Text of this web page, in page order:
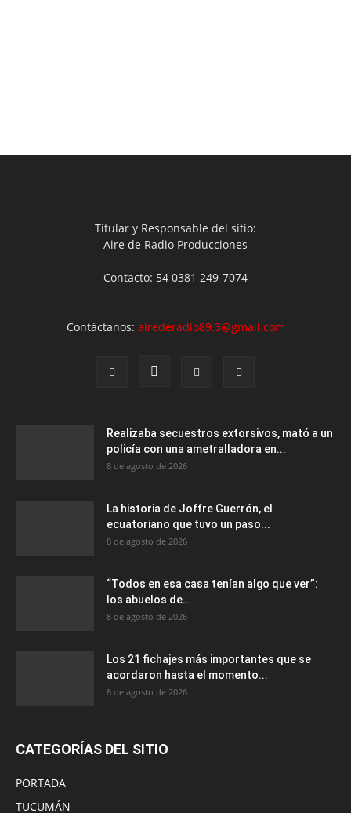
Titular y Responsable del sitio:
Aire de Radio Producciones
Contacto: 54 0381 249-7074
Contáctanos: airederadio89.3@gmail.com
Realizaba secuestros extorsivos, mató a un
policía con una ametralladora en...
8 de agosto de 2026
La historia de Joffre Guerrón, el
ecuatoriano que tuvo un paso...
8 de agosto de 2026
“Todos en esa casa tenían algo que ver”:
los abuelos de...
8 de agosto de 2026
Los 21 fichajes más importantes que se
acordaron hasta el momento...
8 de agosto de 2026
CATEGORÍAS DEL SITIO
PORTADA
TUCUMÁN